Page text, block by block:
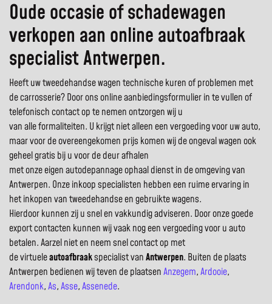
Oude occasie of schadewagen
verkopen aan online autoafbraak
specialist Antwerpen.
Heeft uw tweedehandse wagen technische kuren of problemen met
de carrosserie? Door ons online aanbiedingsformulier in te vullen of
telefonisch contact op te nemen ontzorgen wij u
van alle formaliteiten. U krijgt niet alleen een vergoeding voor uw auto,
maar voor de overeengekomen prijs komen wij de ongeval wagen ook
geheel gratis bij u voor de deur afhalen
met onze eigen autodepannage ophaal dienst in de omgeving van
Antwerpen. Onze inkoop specialisten hebben een ruime ervaring in
het inkopen van tweedehandse en gebruikte wagens.
Hierdoor kunnen zij u snel en vakkundig adviseren. Door onze goede
export contacten kunnen wij vaak nog een vergoeding voor u auto
betalen. Aarzel niet en neem snel contact op met
de virtueleautoafbraakspecialist vanAntwerpen. Buiten de plaats
Antwerpen bedienen wij teven de plaatsenAnzegem,Ardooie,
Arendonk,As,Asse,Assenede.